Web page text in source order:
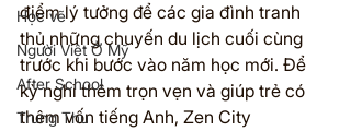
Học vẽ
Người Việt Ở Mỹ
After School
Trung Thu
điểm lý tưởng để các gia đình tranh
thủ những chuyến du lịch cuối cùng
trước khi bước vào năm học mới. Để
kỳ nghỉ thêm trọn vẹn và giúp trẻ có
thêm vốn tiếng Anh, Zen City